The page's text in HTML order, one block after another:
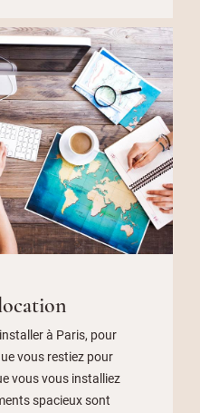
à Paris, pour
vous restiez pour
vous vous installiez
spacieux sont